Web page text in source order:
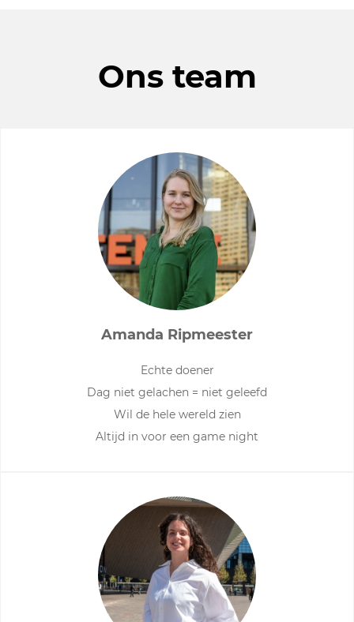
Ons team
Amanda Ripmeester
Echte doener
Dag niet gelachen = niet geleefd
Wil de hele wereld zien
Altijd in voor een game night